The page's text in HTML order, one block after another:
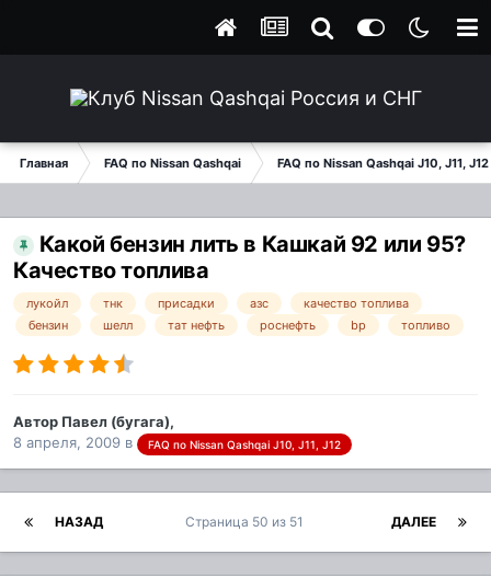
Главная FAQ по Nissan Qashqai FAQ по Nissan Qashqai J10, J11, J12
Какой бензин лить в Кашкай 92 или 95?
Качество топлива
лукойл тнк присадки азс
качество топлива
бензин
шелл тат нефть роснефть bp топливо
Автор Павел (бугага),
8 апреля, 2009 в FAQ по Nissan Qashqai J10, J11, J12
НАЗАД ДАЛЕЕ
Страница 50 из 51